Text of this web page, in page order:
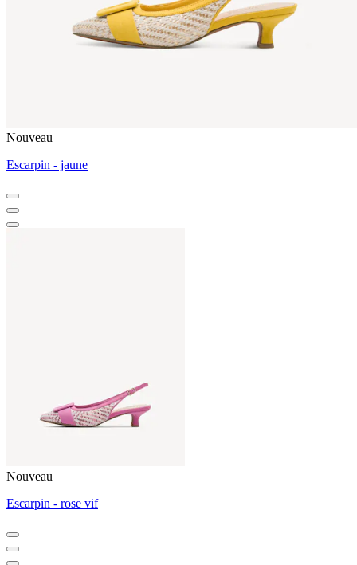
Nouveau
Escarpin - jaune
Nouveau
Escarpin - rose vif